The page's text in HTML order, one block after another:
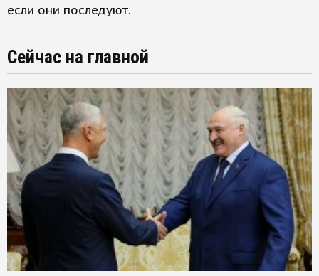
если они последуют.
Сейчас на главной